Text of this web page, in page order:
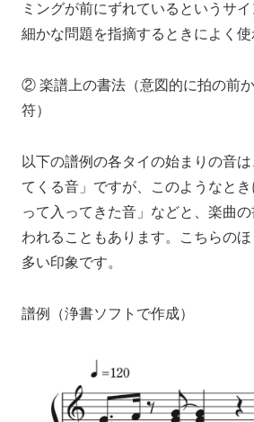
ミングが前にずれているというサ
細かな問題を指摘するときによく使
② 楽譜上の書法（意図的に拍の前
符）
以下の譜例の各タイの始まりの音
てくる音」ですが、このようなと
って入ってきた音」などと、楽曲
われることもあります。こちらの
多い印象です。
譜例（浄書ソフトで作成）